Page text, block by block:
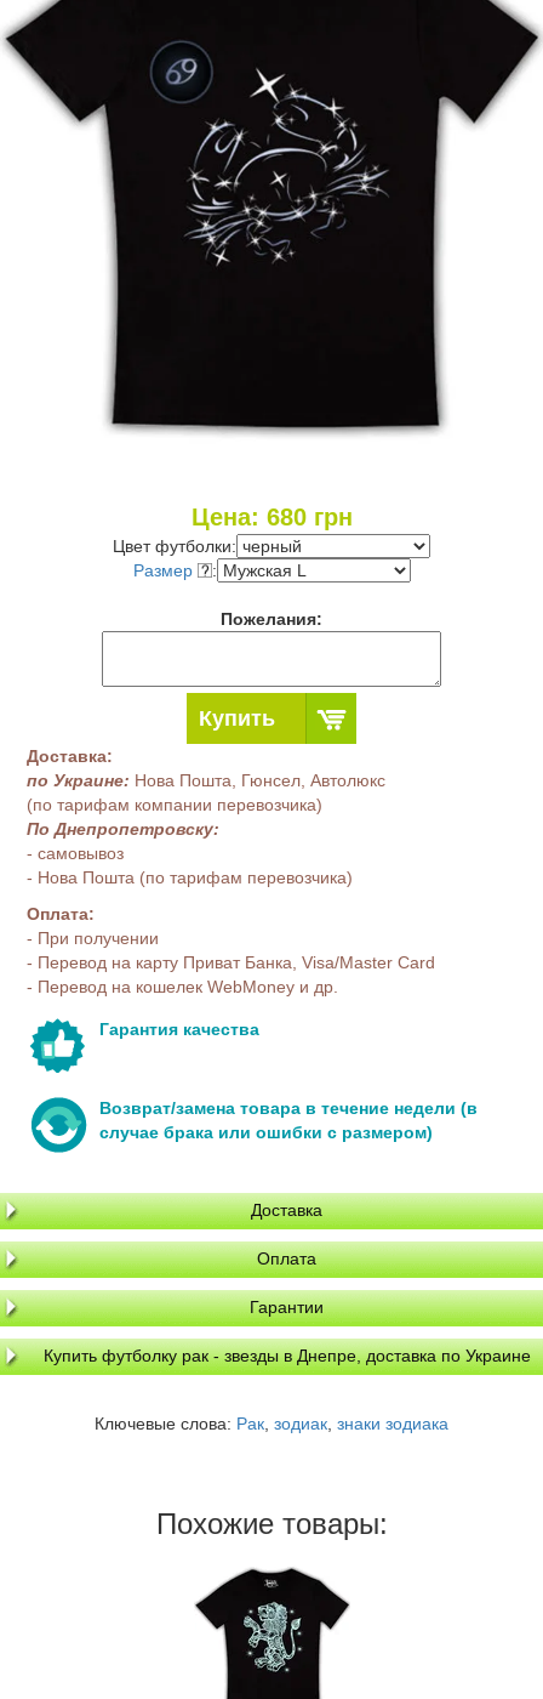
Цена: 680грн
Цвет футболки:
Размер
:
Пожелания:
Купить
Доставка:
по Украине: Нова Пошта, Гюнсел, Автолюкс
(по тарифам компании перевозчика)
По Днепропетровску:
- самовывоз
- Нова Пошта (по тарифам перевозчика)
Оплата:
- При получении
- Перевод на карту Приват Банка, Visa/Master Card
- Перевод на кошелек WebMoney и др.
Гарантия качества
Возврат/замена товара в течение недели (в
случае брака или ошибки с размером)
Доставка
Оплата
Гарантии
Купить футболку рак - звезды в Днепре, доставка по Украине
Ключевые слова: Рак, зодиак, знаки зодиака
Похожие товары: